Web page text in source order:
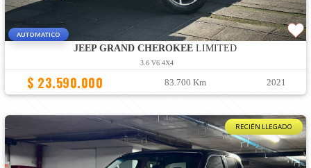
AUTOMATICO
JEEP GRAND CHEROKEE LIMITED
3.6 V6 4X4
$ 23.590.000 83.700 Km 2021
RECIÉN LLEGADO